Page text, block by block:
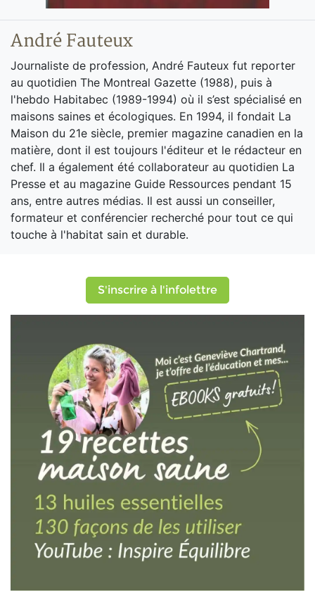
André Fauteux
Journaliste de profession, André Fauteux fut reporter
au quotidien The Montreal Gazette (1988), puis à
l'hebdo Habitabec (1989-1994) où il s’est spécialisé en
maisons saines et écologiques. En 1994, il fondait La
Maison du 21e siècle, premier magazine canadien en la
matière, dont il est toujours l'éditeur et le rédacteur en
chef. Il a également été collaborateur au quotidien La
Presse et au magazine Guide Ressources pendant 15
ans, entre autres médias. Il est aussi un conseiller,
formateur et conférencier recherché pour tout ce qui
touche à l'habitat sain et durable.
S'inscrire à l'infolettre